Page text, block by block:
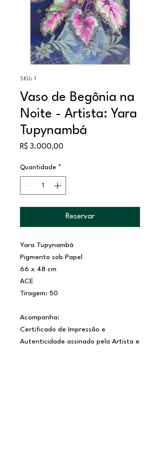
SKU: 1
Vaso de Begônia na
Noite - Artista: Yara
Tupynambá
R$ 3.000,00
Quantidade *
Reservar
Yara Tupynambá
Pigmento sob Papel
66 x 48 cm
ACE
Tiragem: 50
Acompanha:
Certificado de Impressão e
Autenticidade assinado pela Artista e